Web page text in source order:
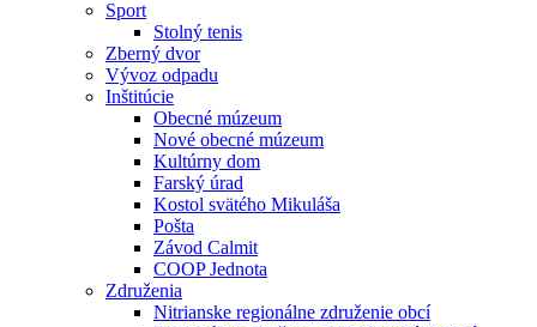
Sport
Stolný tenis
Zberný dvor
Vývoz odpadu
Inštitúcie
Obecné múzeum
Nové obecné múzeum
Kultúrny dom
Farský úrad
Kostol svätého Mikuláša
Pošta
Závod Calmit
COOP Jednota
Združenia
Nitrianske regionálne združenie obcí